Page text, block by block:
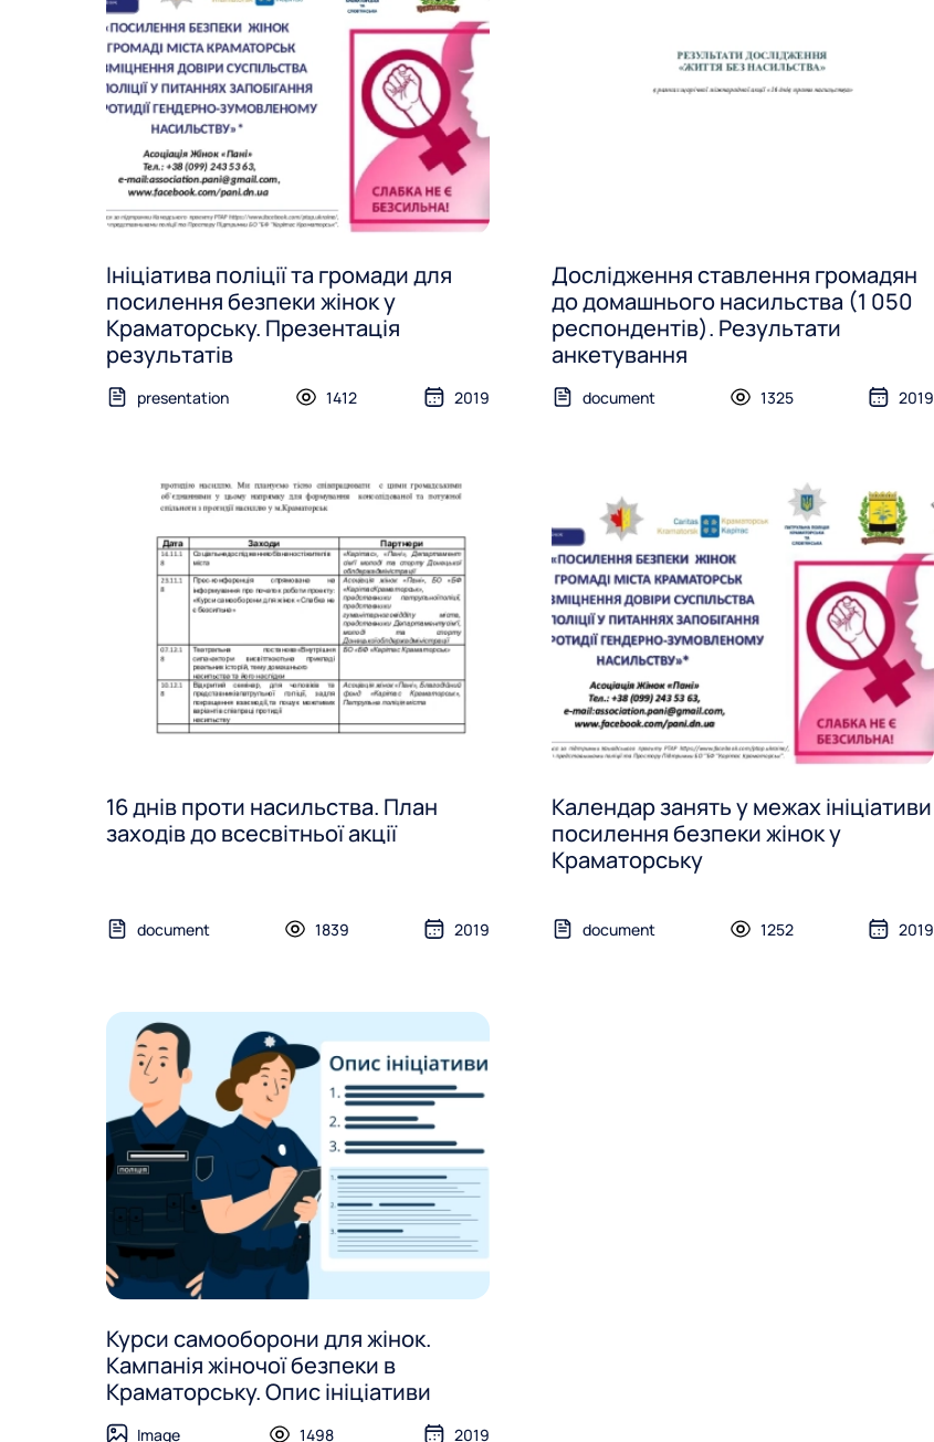
Ініціатива поліції та громади для
посилення безпеки жінок у
Краматорську. Презентація
результатів
presentation 1412 2019
Дослідження ставлення громадян
до домашнього насильства (1 050
респондентів). Результати
анкетування
document 1325 2019
16 днів проти насильства. План
заходів до всесвітньої акції
document 1839 2019
Календар занять у межах ініціативи
посилення безпеки жінок у
Краматорську
document 1252 2019
Курси самооборони для жінок.
Кампанія жіночої безпеки в
Краматорську. Опис ініціативи
Image 1498 2019